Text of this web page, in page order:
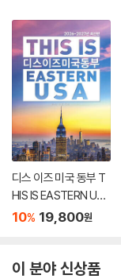
디스 이즈 미국 동부 T
HIS IS EASTERN US
A
10% 19,800원
이 분야 신상품